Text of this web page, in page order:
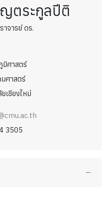
ตระกูลปีติ
าจารย์ ดร.
มิศาสตร์
ศาสตร์
เชียงใหม่
3505